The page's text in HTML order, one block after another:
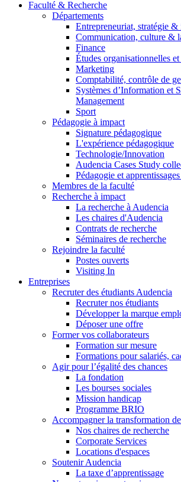
Faculté & Recherche
Départements
Entrepreneuriat, stratégie
Communication, culture &
Finance
Études organisationnelles
Marketing
Comptabilité, contrôle de
Systèmes d’Information et
Management
Sport
Pédagogie à impact
Signature pédagogique
L'expérience pédagogique
Technologie/Innovation
Audencia Cases Study
Pédagogie et
Membres de la faculté
Recherche à impact
La recherche à Audencia
Les chaires d'Audencia
Contrats de recherche
Séminaires de recherche
Rejoindre la faculté
Postes ouverts
Visiting In
Entreprises
Recruter des étudiants Audencia
Recruter nos étudiants
Développer la marque
Déposer une offre
Former vos collaborateurs
Formation sur mesure
Formations pour salariés,
Agir pour l’égalité des chances
La fondation
Les bourses sociales
Mission handicap
Programme BRIO
Accompagner la transformation
Nos chaires de recherche
Corporate Services
Locations d'espaces
Soutenir Audencia
La taxe d’apprentissage